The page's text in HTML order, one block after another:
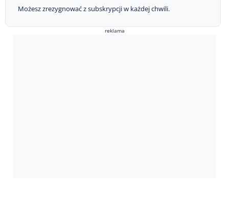
Możesz zrezygnować z subskrypcji w każdej chwili.
reklama